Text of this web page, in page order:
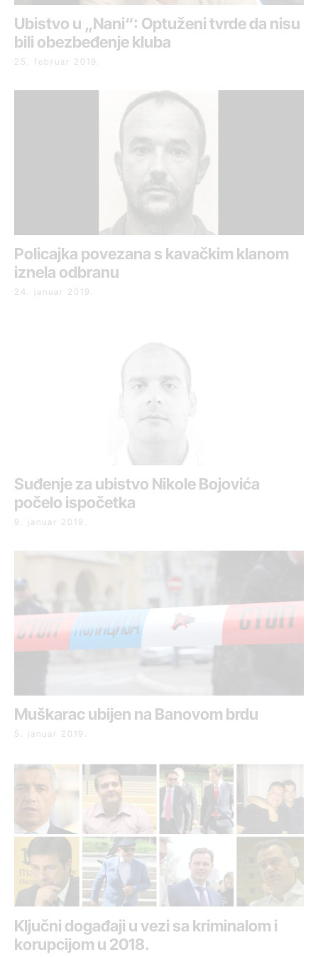
Ubistvo u „Nani“: Optuženi tvrde da nisu
bili obezbeđenje kluba
25. februar 2019.
Policajka povezana s kavačkim klanom
iznela odbranu
24. januar 2019.
Suđenje za ubistvo Nikole Bojovića
počelo ispočetka
9. januar 2019.
Muškarac ubijen na Banovom brdu
5. januar 2019.
Ključni događaji u vezi sa kriminalom i
korupcijom u 2018.